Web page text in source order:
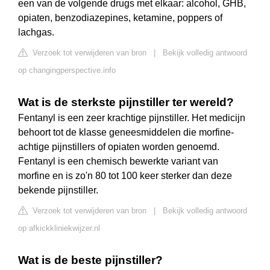
een van de volgende drugs met elkaar: alcohol, GHB,
opiaten, benzodiazepines, ketamine, poppers of
lachgas.
Verzoek tot verwijderen van bron
Bekijk volledig antwoord
op changingperspective.info
Wat is de sterkste pijnstiller ter wereld?
Fentanyl is een zeer krachtige pijnstiller. Het medicijn
behoort tot de klasse geneesmiddelen die morfine-
achtige pijnstillers of opiaten worden genoemd.
Fentanyl is een chemisch bewerkte variant van
morfine en is zo'n 80 tot 100 keer sterker dan deze
bekende pijnstiller.
Verzoek tot verwijderen van bron
Bekijk volledig antwoord
op afkickkliniekwijzer.nl
Wat is de beste pijnstiller?